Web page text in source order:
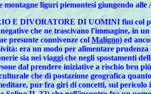
montagne liguri piemontesi giungendo
E DIVORATORE DI UOMINI finì col
che ne trascivano l'immagine, in
presunte connivenze colMaligno) ed
era un modo per alimentare
sia nei viaggi che negli spostamenti
dal prendere iniziative a rischio ben
che di postazione geografica
pur fra giri di concetti, sul